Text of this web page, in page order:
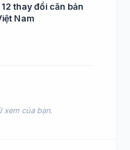
thay đổi căn bản
Nam
xem của bạn.